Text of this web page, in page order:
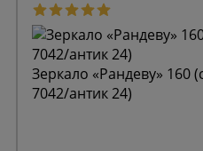
Зеркало «Рандеву» 160
7042/антик 24)